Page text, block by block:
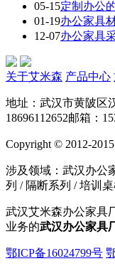
05-15定制办公
01-19办公家具
12-07办公家具
关于艾米森 产品中心
地址：武汉市黄陂区
18696112652邮箱：
Copyright © 2012-
涉及领域：武汉办公
列 / 隔断系列 / 培训桌
武汉艾米森办公家具
业务的武汉办公家具
鄂ICP备16024799号